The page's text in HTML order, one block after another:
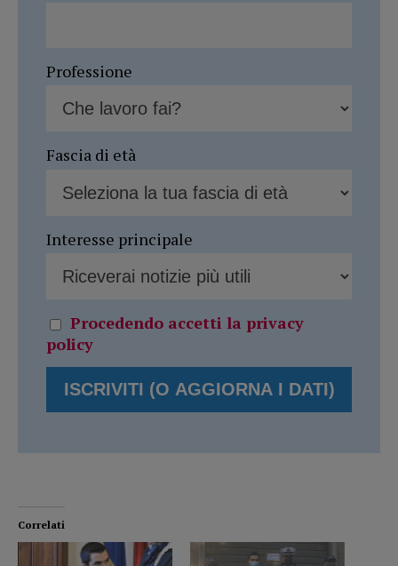
Professione
Fascia di età
Interesse principale
Procedendo accetti la privacy
policy
Correlati